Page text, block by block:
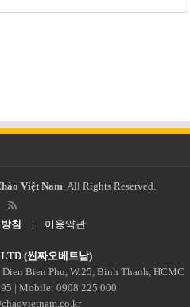
Việt Nam . All Rights Reserved.
침 | 이용약관
(씬짜오베트남)
Bien Phu, W.25, Binh Thanh, HCMC
| Mobile: 0908 225 000